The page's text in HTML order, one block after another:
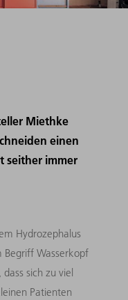
Miethke
einen
seither immer
Hydrozephalus
Begriff Wasserkopf
sich zu viel
Patienten